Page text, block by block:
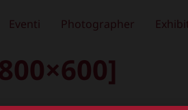
Eventi Photographer